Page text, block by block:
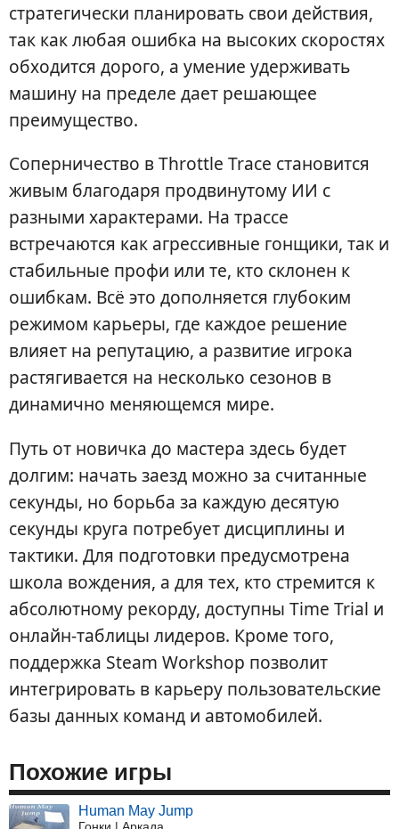
стратегически планировать свои действия,
так как любая ошибка на высоких скоростях
обходится дорого, а умение удерживать
машину на пределе дает решающее
преимущество.
Соперничество в Throttle Trace становится
живым благодаря продвинутому ИИ с
разными характерами. На трассе
встречаются как агрессивные гонщики, так и
стабильные профи или те, кто склонен к
ошибкам. Всё это дополняется глубоким
режимом карьеры, где каждое решение
влияет на репутацию, а развитие игрока
растягивается на несколько сезонов в
динамично меняющемся мире.
Путь от новичка до мастера здесь будет
долгим: начать заезд можно за считанные
секунды, но борьба за каждую десятую
секунды круга потребует дисциплины и
тактики. Для подготовки предусмотрена
школа вождения, а для тех, кто стремится к
абсолютному рекорду, доступны Time Trial и
онлайн-таблицы лидеров. Кроме того,
поддержка Steam Workshop позволит
интегрировать в карьеру пользовательские
базы данных команд и автомобилей.
Похожие игры
Human May Jump